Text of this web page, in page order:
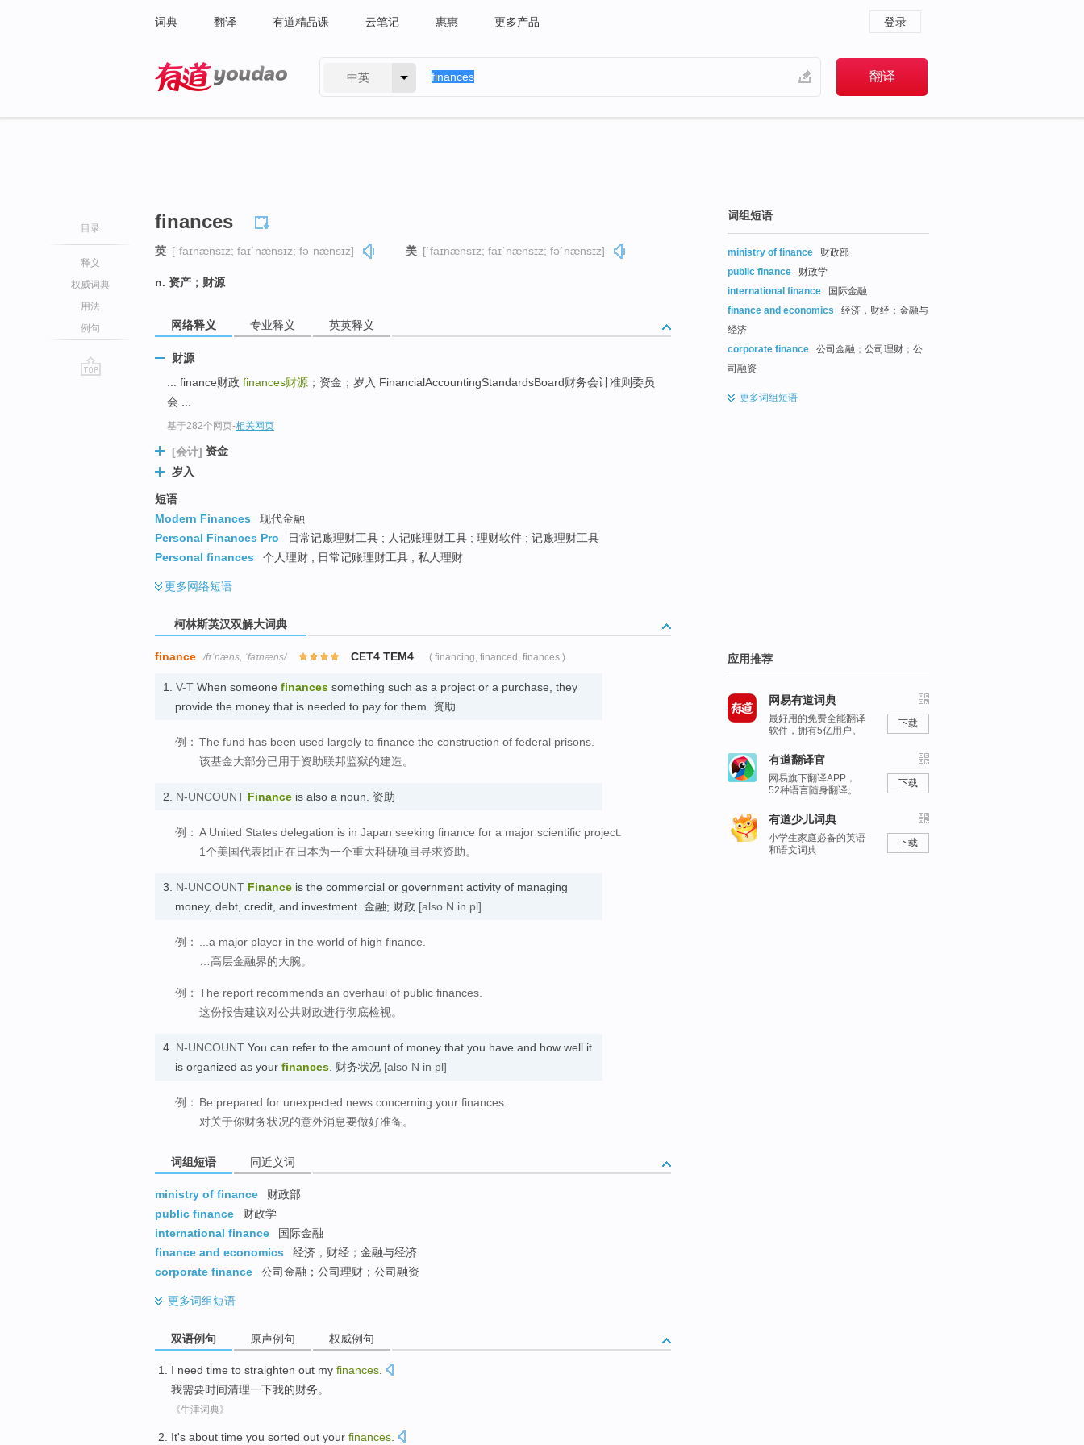
词典 翻译 有道精品课 云笔记 惠惠 更多产品 登录
中英
目录
释义
权威词典
用法
例句
finances
英 [ˈfaɪnænsɪz; faɪˈnænsɪz; fəˈnænsɪz] 美 [ˈfaɪnænsɪz; faɪˈnænsɪz; fəˈnænsɪz]
n. 资产；财源
网络释义 专业释义 英英释义
财源
... finance财政 finances财源 ；资金；岁入 FinancialAccountingStandardsBoard财务会计准则委员
会 ...
基于282个网页-相关网页
[会计] 资金
岁入
短语
Modern Finances
现代金融
Personal Finances Pro
日常记账理财工具 ; 人记账理财工具 ; 理财软件 ; 记账理财工具
Personal finances
个人理财 ; 日常记账理财工具 ; 私人理财
更多网络短语
柯林斯英汉双解大词典
finance /fɪˈnæns, ˈfaɪnæns/ CET4 TEM4 ( financing, financed, finances )
1. V-T When someone finances something such as a project or a purchase, they
provide the money that is needed to pay for them. 资助
例： The fund has been used largely to finance the construction of federal prisons.
该基金大部分已用于资助联邦监狱的建造。
2. N-UNCOUNT Finance is also a noun. 资助
例： A United States delegation is in Japan seeking finance for a major scientific project.
1个美国代表团正在日本为一个重大科研项目寻求资助。
3. N-UNCOUNT Finance is the commercial or government activity of managing
money, debt, credit, and investment. 金融; 财政 [also N in pl]
例：
...a major player in the world of high finance.
…高层金融界的大腕。
例： The report recommends an overhaul of public finances.
这份报告建议对公共财政进行彻底检视。
4. N-UNCOUNT You can refer to the amount of money that you have and how well it
is organized as your finances . 财务状况 [also N in pl]
例： Be prepared for unexpected news concerning your finances.
对关于你财务状况的意外消息要做好准备。
词组短语 同近义词
ministry of finance
财政部
public finance
财政学
international finance
国际金融
finance and economics
经济，财经；金融与经济
corporate finance
公司金融；公司理财；公司融资
更多词组短语
双语例句 原声例句 权威例句
I need time to straighten out my finances.
我需要时间清理一下我的财务。
《牛津词典》
It's about time you sorted out your finances.
词组短语
ministry of finance
财政部
public finance
财政学
international finance
国际金融
finance and economics
经济，财经；金融与
经济
corporate finance
公司金融；公司理财；公
司融资
更多词组短语
应用推荐